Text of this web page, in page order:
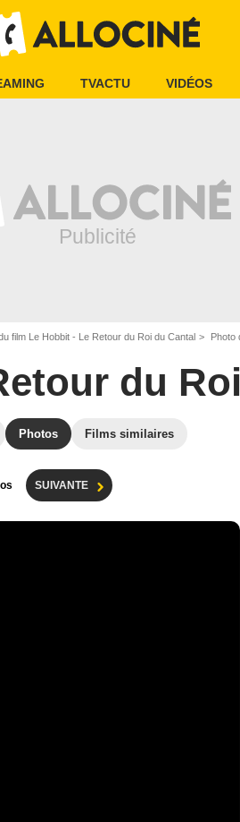
TVACTU VIDÉOS
film Le Hobbit - Le Retour du Roi du Cantal Photo
du
Photos Films similaires
SUIVANTE